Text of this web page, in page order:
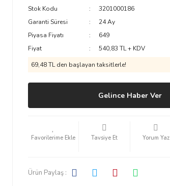
Stok Kodu
3201000186
Garanti Süresi
24 Ay
Piyasa Fiyatı
649
Fiyat
540,83 TL + KDV
69,48 TL den başlayan taksitlerle!
Gelince Haber Ver
Tavsiye Et Yorum Yaz
Ürün Paylaş :